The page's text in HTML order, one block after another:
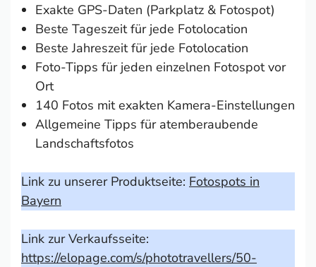
Exakte GPS-Daten (Parkplatz & Fotospot)
Beste Tageszeit für jede Fotolocation
Beste Jahreszeit für jede Fotolocation
Foto-Tipps für jeden einzelnen Fotospot vor
Ort
140 Fotos mit exakten Kamera-Einstellungen
Allgemeine Tipps für atemberaubende
Landschaftsfotos
Link zu unserer Produktseite: Fotospots in
Bayern
Link zur Verkaufsseite:
https://elopage.com/s/phototravellers/50-